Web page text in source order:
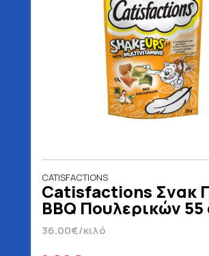
CATISFACTIONS
Catisfactions Σνακ
BBQ Πουλερικών 55
36.00€/κιλό